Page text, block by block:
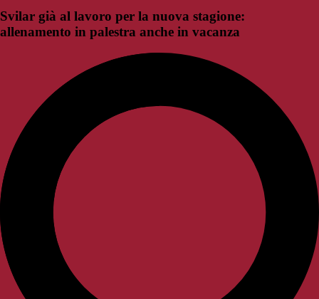
Svilar già al lavoro per la nuova stagione:
allenamento in palestra anche in vacanza